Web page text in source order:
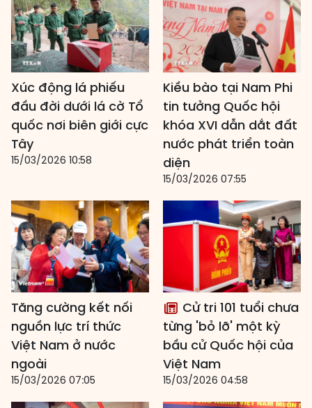
Xúc động lá phiếu
đầu đời dưới lá cờ Tổ
quốc nơi biên giới cực
Tây
15/03/2026 10:58
Kiều bào tại Nam Phi
tin tưởng Quốc hội
khóa XVI dẫn dắt đất
nước phát triển toàn
diện
15/03/2026 07:55
Tăng cường kết nối
nguồn lực trí thức
Việt Nam ở nước
ngoài
15/03/2026 07:05
Cử tri 101 tuổi chưa
từng 'bỏ lỡ' một kỳ
bầu cử Quốc hội của
Việt Nam
15/03/2026 04:58